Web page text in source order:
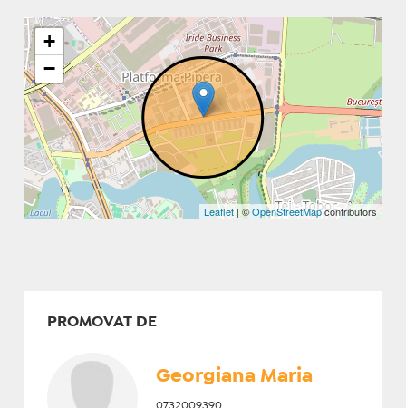
+
−
Leaflet| ©OpenStreetMapcontributors
PROMOVAT DE
Georgiana Maria
0732009390